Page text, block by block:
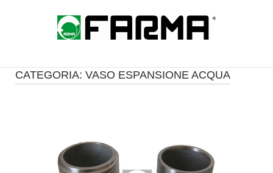
Home
CATEGORIA: VASO ESPANSIONE ACQUA